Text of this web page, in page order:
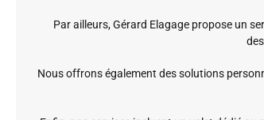
Par ailleurs, Gérard Elagage propose un
Nous offrons également des solutions